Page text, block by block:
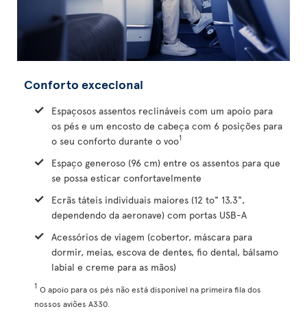
Conforto excecional
Espaçosos assentos reclináveis com um apoio para
os pés e um encosto de cabeça com 6 posições para
o seu conforto durante o voo1
Espaço generoso (96 cm) entre os assentos para que
se possa esticar confortavelmente
Ecrãs táteis individuais maiores (12 to" 13.3",
dependendo da aeronave) com portas USB-A
Acessórios de viagem (cobertor, máscara para
dormir, meias, escova de dentes, fio dental, bálsamo
labial e creme para as mãos)
1 O apoio para os pés não está disponível na primeira fila dos
nossos aviões A330.